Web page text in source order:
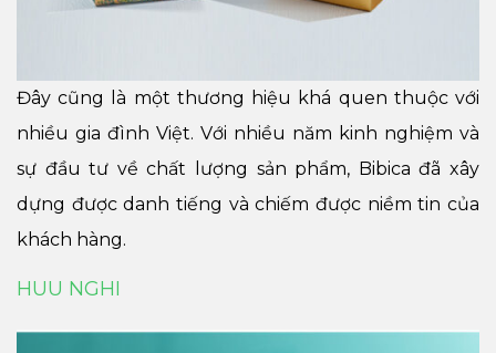
Đây cũng là một thương hiệu khá quen thuộc với
nhiều gia đình Việt. Với nhiều năm kinh nghiệm và
sự đầu tư về chất lượng sản phẩm, Bibica đã xây
dựng được danh tiếng và chiếm được niềm tin của
khách hàng.
HUU NGHI